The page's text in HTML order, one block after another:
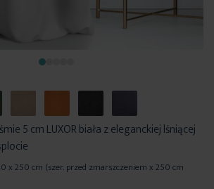
5 cm LUXOR biała z eleganckiej lśniącej
x 250 cm (szer. przed zmarszczeniem x 250 cm